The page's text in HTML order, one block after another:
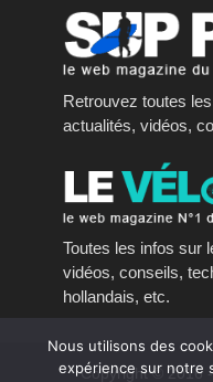
Retrouvez toutes
actualités, vidéos,
Toutes les infos sur
vidéos, conseils,
hollandais, etc.
Copyright © 2016
Nous utilisons des
expérience sur notre